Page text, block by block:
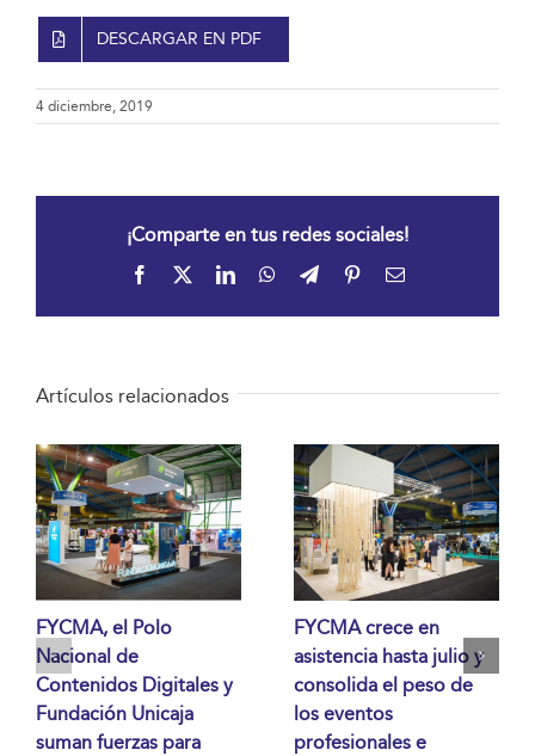
DESCARGAR EN PDF
4 diciembre, 2019
¡Comparte en tus redes sociales!
Facebook LinkedInWhatsApp
TelegramPinterestCorreo
Artículos relacionados
FYCMA, el Polo
Nacional de
Contenidos Digitales y
Fundación Unicaja
suman fuerzas para
FYCMA crece en
asistencia hasta julio y
consolida el peso de
los eventos
profesionales e